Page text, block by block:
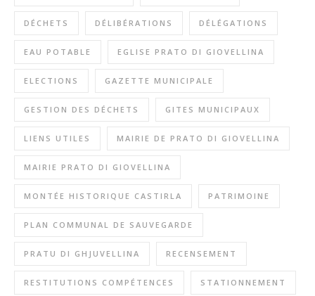
DÉCHETS DÉLIBÉRATIONS DÉLÉGATIONS
EAU POTABLE EGLISE PRATO DI GIOVELLINA
ELECTIONS GAZETTE MUNICIPALE
GESTION DES DÉCHETS GITES MUNICIPAUX
LIENS UTILES MAIRIE DE PRATO DI GIOVELLINA
MAIRIE PRATO DI GIOVELLINA
MONTÉE HISTORIQUE CASTIRLA PATRIMOINE
PLAN COMMUNAL DE SAUVEGARDE
PRATU DI GHJUVELLINA RECENSEMENT
RESTITUTIONS COMPÉTENCES STATIONNEMENT